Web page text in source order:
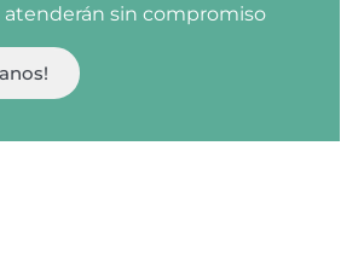
sin compromiso